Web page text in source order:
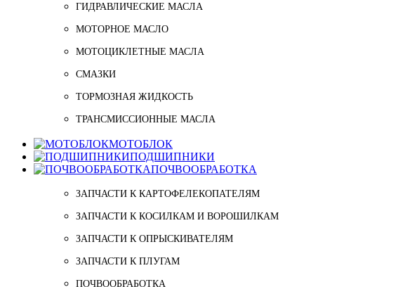
ГИДРАВЛИЧЕСКИЕ МАСЛА
МОТОРНОЕ МАСЛО
МОТОЦИКЛЕТНЫЕ МАСЛА
СМАЗКИ
ТОРМОЗНАЯ ЖИДКОСТЬ
ТРАНСМИССИОННЫЕ МАСЛА
МОТОБЛОК
ПОДШИПНИКИ
ПОЧВООБРАБОТКА
ЗАПЧАСТИ К КАРТОФЕЛЕКОПАТЕЛЯМ
ЗАПЧАСТИ К КОСИЛКАМ И ВОРОШИЛКАМ
ЗАПЧАСТИ К ОПРЫСКИВАТЕЛЯМ
ЗАПЧАСТИ К ПЛУГАМ
ПОЧВООБРАБОТКА